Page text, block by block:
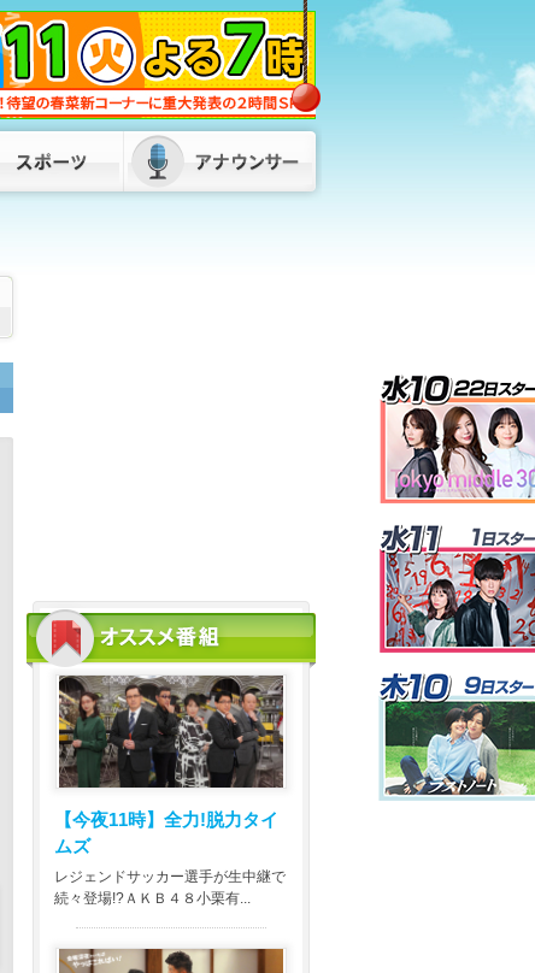
福岡県・福岡市・北九州市が「副首都」
指定目指し初の連絡会議 服部知事「県
内の市町村、経済界の皆さんとも力を合
わせて」 2026/08/07 17:50
松尾県議が自民県議団の会長を辞任 後
任は8月10日に選挙で決定へ 福岡県議
2026/08/07 17:00
か 全国10都府県で400万円超の被害
【今夜11時】 全力!脱力タイ
ムズ
レジェンドサッカー選手が生中継で
続々登場!?ＡＫＢ４８小栗有...